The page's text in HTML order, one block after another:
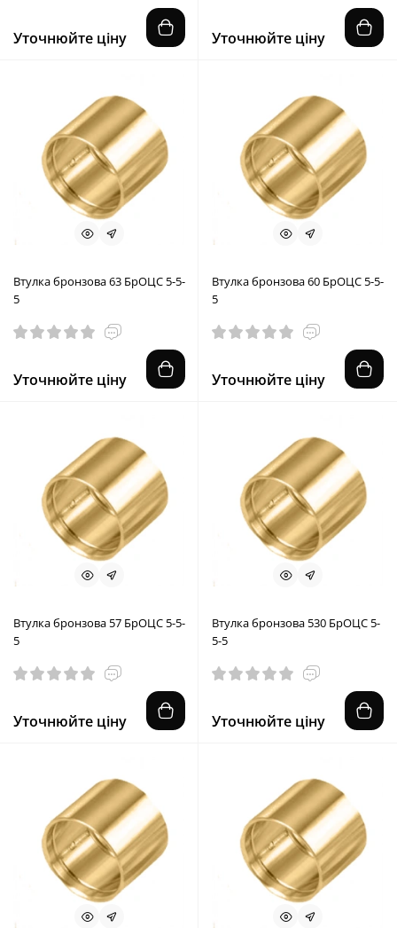
Уточнюйте ціну Уточнюйте ціну
Втулка бронзова 63 БрОЦС 5-5-
5
Уточнюйте ціну
Втулка бронзова 60 БрОЦС 5-5-
5
Уточнюйте ціну
Втулка бронзова 57 БрОЦС 5-5-
5
Уточнюйте ціну
Втулка бронзова 530 БрОЦС 5-
5-5
Уточнюйте ціну